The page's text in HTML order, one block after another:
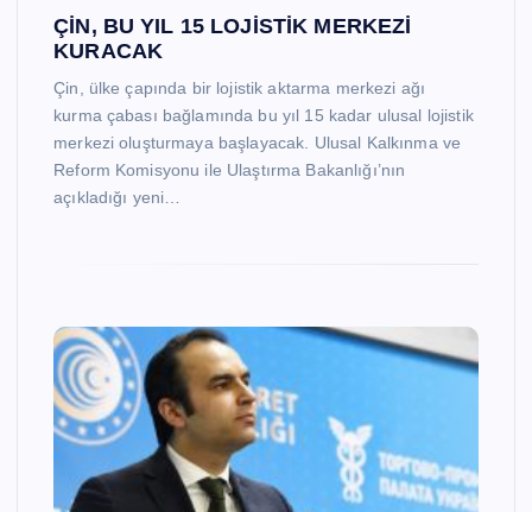
ÇİN, BU YIL 15 LOJİSTİK MERKEZİ
KURACAK
Çin, ülke çapında bir lojistik aktarma merkezi ağı
kurma çabası bağlamında bu yıl 15 kadar ulusal lojistik
merkezi oluşturmaya başlayacak. Ulusal Kalkınma ve
Reform Komisyonu ile Ulaştırma Bakanlığı’nın
açıkladığı yeni…